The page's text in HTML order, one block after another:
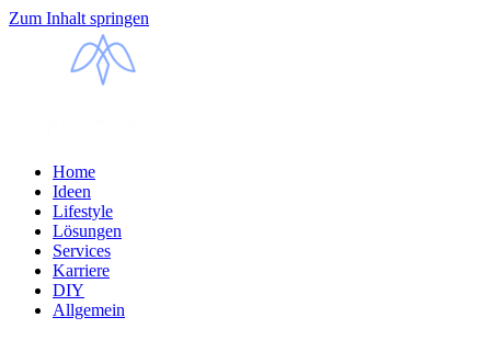
Zum Inhalt springen
Home
Ideen
Lifestyle
Lösungen
Services
Karriere
DIY
Allgemein